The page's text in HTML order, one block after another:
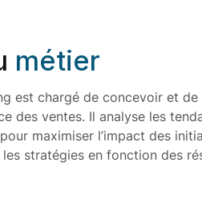
métier
est chargé de concevoir et
des ventes. Il analyse les
maximiser l’impact des
stratégies en fonction des